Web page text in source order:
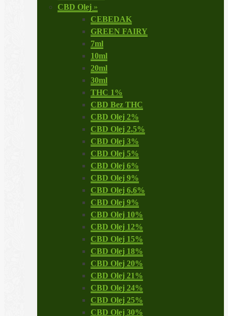
CBD Olej »
CEBEDAK
GREEN FAIRY
7ml
10ml
20ml
30ml
THC 1%
CBD Bez THC
CBD Olej 2%
CBD Olej 2,5%
CBD Olej 3%
CBD Olej 5%
CBD Olej 6%
CBD Olej 9%
CBD Olej 6,6%
CBD Olej 9%
CBD Olej 10%
CBD Olej 12%
CBD Olej 15%
CBD Olej 18%
CBD Olej 20%
CBD Olej 21%
CBD Olej 24%
CBD Olej 25%
CBD Olej 30%